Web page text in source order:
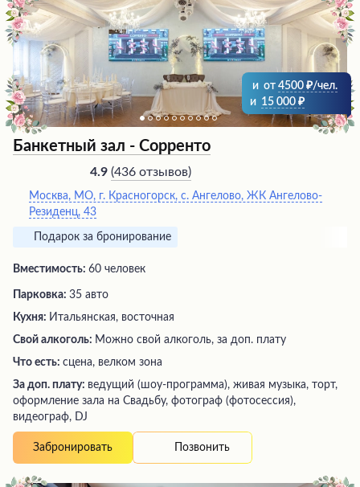
и от 4500
/чел.
и 15 000
Банкетный зал - Сорренто
4.9 (436 отзывов)
Москва, МО, г. Красногорск, с. Ангелово, ЖК Ангелово-
Резиденц, 43
Подарок за бронирование
Вместимость: 60 человек
Парковка: 35 авто
Кухня: Итальянская, восточная
Свой алкоголь: Можно свой алкоголь, за доп. плату
Что есть: сцена, велком зона
За доп. плату: ведущий (шоу-программа), живая музыка, торт,
оформление зала на Свадьбу, фотограф (фотосессия),
видеограф, DJ
Забронировать Позвонить